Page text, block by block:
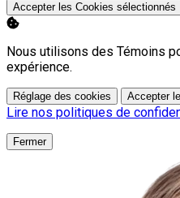
Accepter les Cookies sélectionnés
Nous utilisons des Témoins
expérience.
Réglage des cookies Accepter
Lire nos politiques de
Fermer